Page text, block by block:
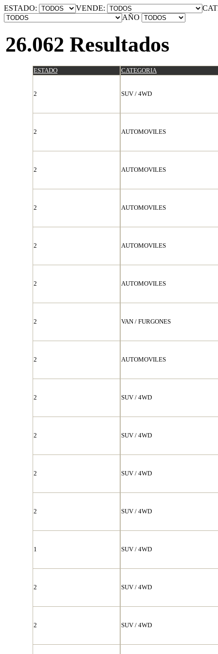
ESTADO: VENDE:
AÑO
26.062 Resultados
ESTADO CATEGORIA
2 SUV / 4WD
2 AUTOMOVILES
2 AUTOMOVILES
2 AUTOMOVILES
2 AUTOMOVILES
2 AUTOMOVILES
2 VAN / FURGONES
2 AUTOMOVILES
2 SUV / 4WD
2 SUV / 4WD
2 SUV / 4WD
2 SUV / 4WD
1 SUV / 4WD
2 SUV / 4WD
2 SUV / 4WD